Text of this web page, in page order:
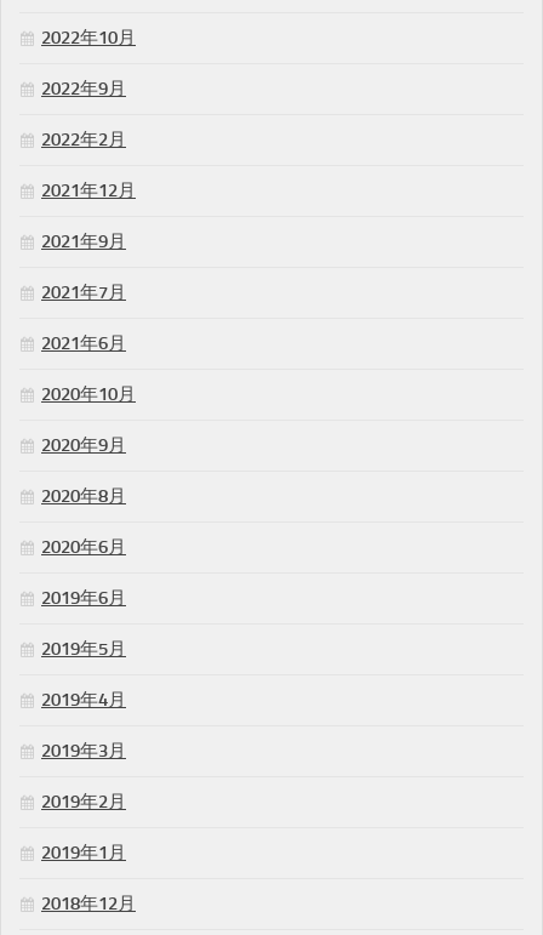
2022年10月
2022年9月
2022年2月
2021年12月
2021年9月
2021年7月
2021年6月
2020年10月
2020年9月
2020年8月
2020年6月
2019年6月
2019年5月
2019年4月
2019年3月
2019年2月
2019年1月
2018年12月